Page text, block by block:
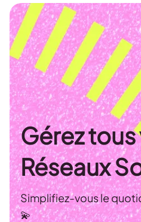
Gérez tous
Réseaux
Simplifiez-vous le
💫